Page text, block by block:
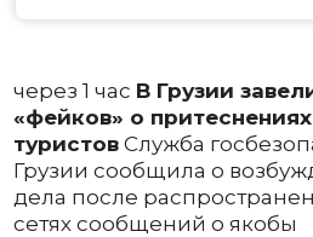
через 1 час В Грузии
«фейков» о
туристовСлужба
Грузии сообщила о
дела после
сетях сообщений о якобы